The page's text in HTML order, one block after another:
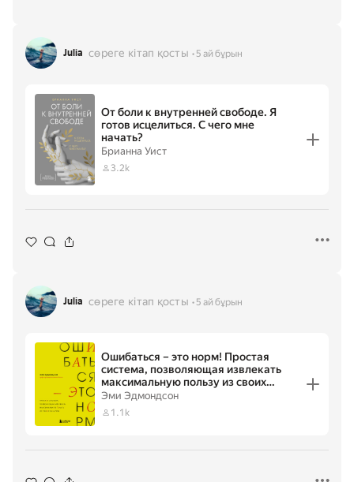
Julia сөреге кітап қосты 5 ай бұрын
От боли к внутренней свободе. Я
готов исцелиться. С чего мне
начать?
Брианна Уист
3.2k
Julia сөреге кітап қосты 5 ай бұрын
Ошибаться – это норм! Простая
система, позволяющая извлекать
максимальную пользу из своих
факапов
Эми Эдмондсон
1.1k